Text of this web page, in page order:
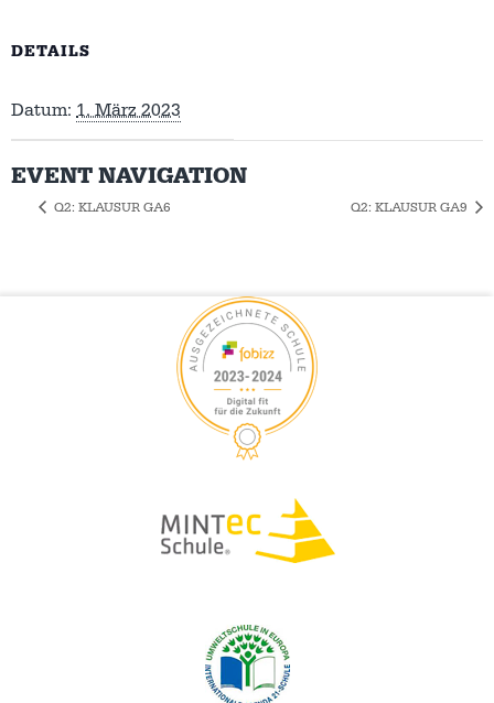
DETAILS
Datum: 1. März 2023
EVENT NAVIGATION
Q2: KLAUSUR GA6 Q2: KLAUSUR GA9